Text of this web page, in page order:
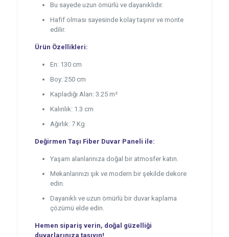
Bu sayede uzun ömürlü ve dayanıklıdır.
Hafif olması sayesinde kolay taşınır ve monte
edilir.
Ürün Özellikleri:
En: 130 cm
Boy: 250 cm
Kapladığı Alan: 3.25 m²
Kalınlık: 1.3 cm
Ağırlık: 7 Kg
Değirmen Taşı Fiber Duvar Paneli ile:
Yaşam alanlarınıza doğal bir atmosfer katın.
Mekanlarınızı şık ve modern bir şekilde dekore
edin.
Dayanıklı ve uzun ömürlü bir duvar kaplama
çözümü elde edin.
Hemen sipariş verin, doğal güzelliği
duvarlarınıza taşıyın!